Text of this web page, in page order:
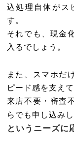
込処理自体がス
す。
それでも、現金
入るでしょう。
また、スマホだ
ピード感を支え
来店不要・審査
らでも申し込みし
というニーズに